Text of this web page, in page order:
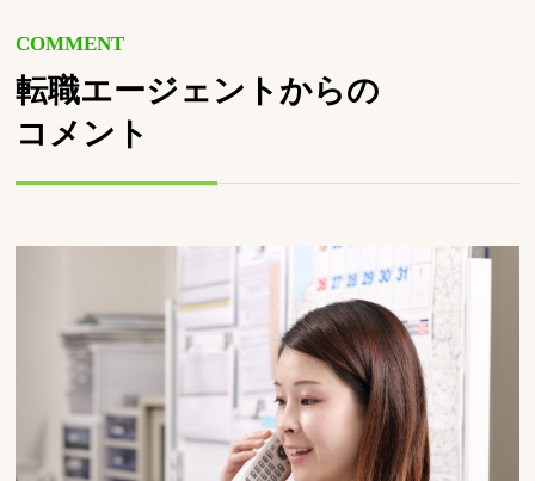
COMMENT
転職エージェントからの
コメント